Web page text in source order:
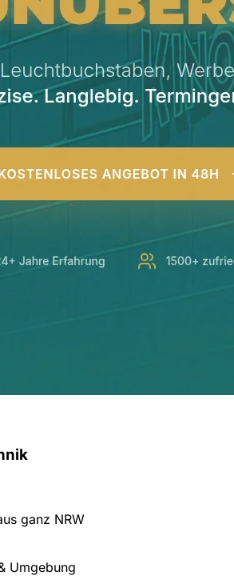
ganz NRW
Umgebung